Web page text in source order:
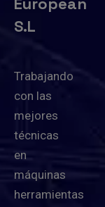
S.L
Trabajando
con las
mejores
técnicas
en
máquinas
herramientas